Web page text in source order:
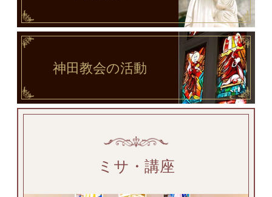
神田教会の活動
ミサ・講座